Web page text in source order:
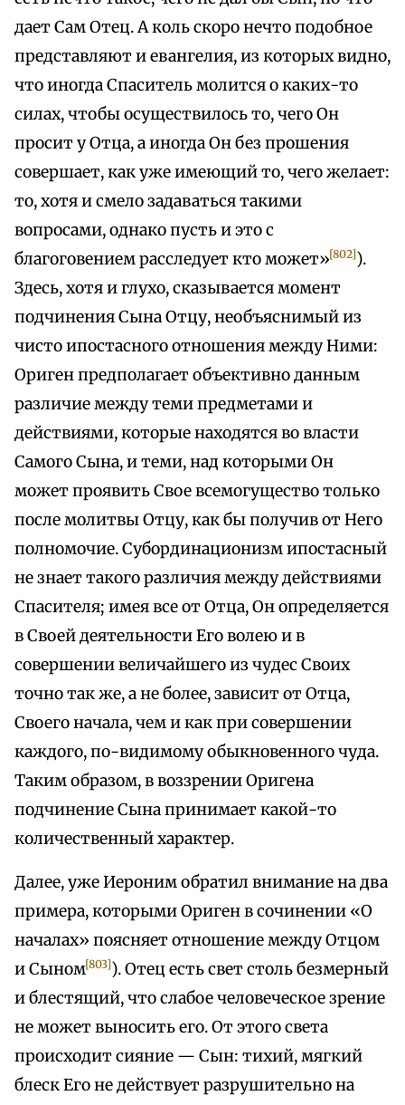
дает Сам Отец. А коль скоро нечто подобное
представляют и евангелия, из которых видно,
что иногда Спаситель молится о каких-то
силах, чтобы осуществилось то, чего Он
просит у Отца, а иногда Он без прошения
совершает, как уже имеющий то, чего желает:
то, хотя и смело задаваться такими
вопросами, однако пусть и это с
благоговением расследует кто может»[802]).
Здесь, хотя и глухо, сказывается момент
подчинения Сына Отцу, необъяснимый из
чисто ипостасного отношения между Ними:
Ориген предполагает объективно данным
различие между теми предметами и
действиями, которые находятся во власти
Самого Сына, и теми, над которыми Он
может проявить Свое всемогущество только
после молитвы Отцу, как бы получив от Него
полномочие. Субординационизм ипостасный
не знает такого различия между действиями
Спасителя; имея все от Отца, Он определяется
в Своей деятельности Его волею и в
совершении величайшего из чудес Своих
точно так же, а не более, зависит от Отца,
Своего начала, чем и как при совершении
каждого, по-видимому обыкновенного чуда.
Таким образом, в воззрении Оригена
подчинение Сына принимает какой-то
количественный характер.
Далее, уже Иероним обратил внимание на два
примера, которыми Ориген в сочинении «О
началах» поясняет отношение между Отцом
и Сыном[803]). Отец есть свет столь безмерный
и блестящий, что слабое человеческое зрение
не может выносить его. От этого света
происходит сияние — Сын: тихий, мягкий
блеск Его не действует разрушительно на